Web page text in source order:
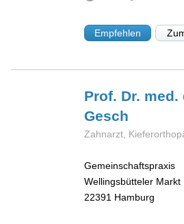
Empfehlen
Prof. Dr.
Gesch
Zahnarzt,
Gemeinschaftspraxis
Wellingsbütteler Markt
22391 Hamburg